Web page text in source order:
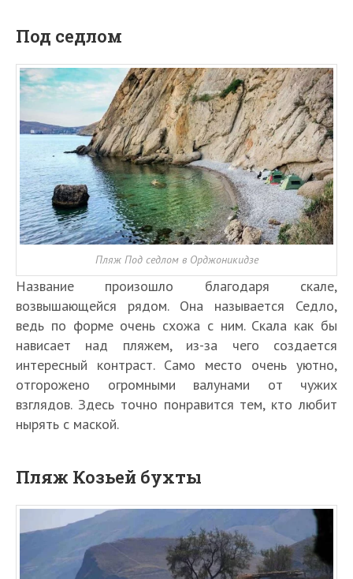
Под седлом
Пляж Под седлом в Орджоникидзе
Название произошло благодаря скале,
возвышающейся рядом. Она называется Седло,
ведь по форме очень схожа с ним. Скала как бы
нависает над пляжем, из-за чего создается
интересный контраст. Само место очень уютно,
отгорожено огромными валунами от чужих
взглядов. Здесь точно понравится тем, кто любит
нырять с маской.
Пляж Козьей бухты